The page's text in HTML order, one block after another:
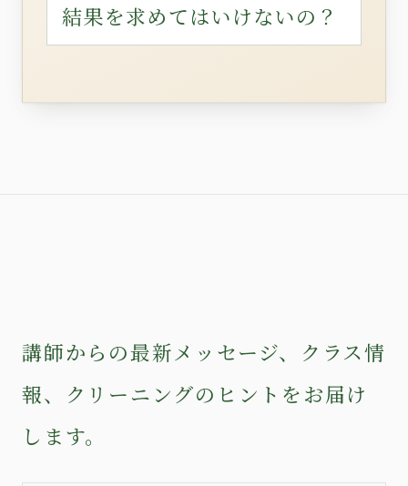
結果を求めてはいけないの？
講師からの最新メッセージ、クラス情
報、クリーニングのヒントをお届け
します。